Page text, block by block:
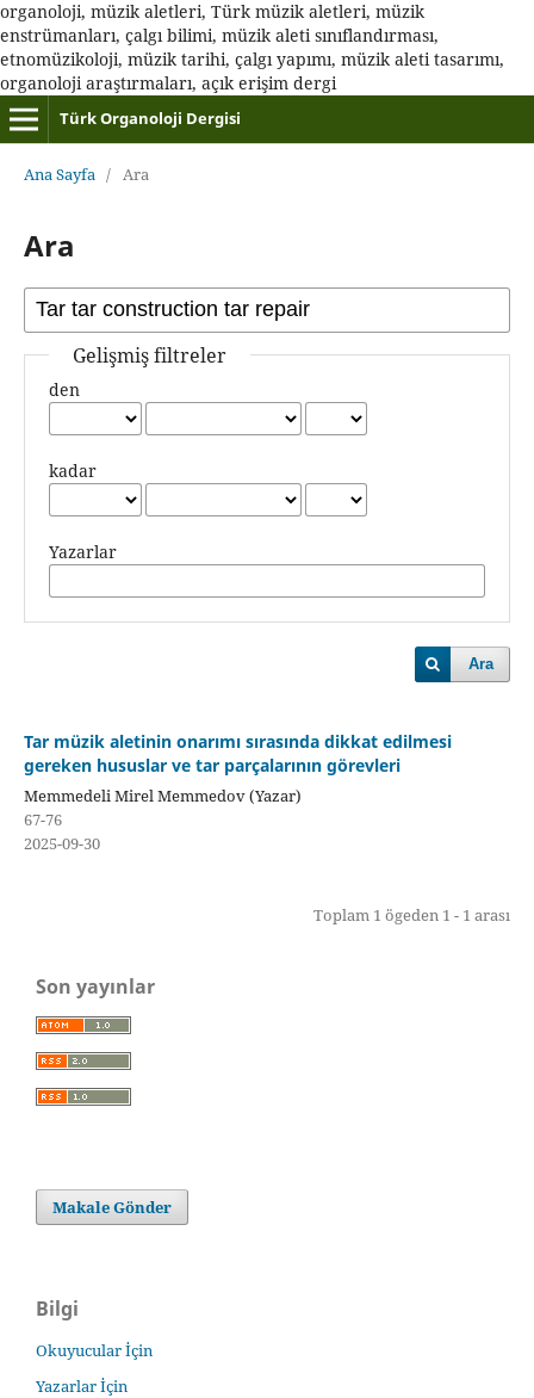
organoloji, müzik aletleri, Türk müzik aletleri, müzik
enstrümanları, çalgı bilimi, müzik aleti sınıflandırması,
etnomüzikoloji, müzik tarihi, çalgı yapımı, müzik aleti tasarımı,
organoloji araştırmaları, açık erişim dergi
Türk Organoloji Dergisi
Ana Sayfa / Ara
Ara
Gelişmiş filtreler
den
kadar
Yazarlar
Ara
Tar müzik aletinin onarımı sırasında dikkat edilmesi
gereken hususlar ve tar parçalarının görevleri
Memmedeli Mirel Memmedov (Yazar)
67-76
2025-09-30
Toplam 1 ögeden 1 - 1 arası
Son yayınlar
Makale Gönder
Bilgi
Okuyucular İçin
Yazarlar İçin